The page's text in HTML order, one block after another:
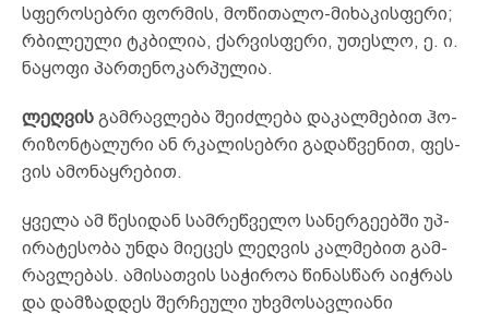
სფეროსებრი ფორმის, მოწითალო-მიხაკისფერი;
რბილეული ტკბილია, ქარვისფერი, უთესლო, ე. ი.
ნაყოფი პართენოკარპულია.
ლეღ­ვის გამ­რავ­ლე­ბა შე­იძ­ლე­ბა დაკალმებით ჰო­
რი­ზონ­ტა­­ლუ­რი ან რკა­ლი­სებ­რი გა­დაწ­ვე­ნით, ფეს­
ვის ამ­ონ­აყ­რე­ბით.
ყვე­ლა ამ წე­სი­დან სამ­რეწ­ვე­ლო სა­ნერ­გე­ებ­ში უპ­
ირ­ატ­ეს­ო­ბა უნ­და მი­ეც­ეს ლეღ­ვის კალ­მე­ბით გამ­
რავ­ლე­ბას. ამ­ი­ს­ათ­­ვის სა­ჭი­როა წი­ნას­წარ აიჭ­რას
და დამ­ზად­დეს შერ­ჩეუ­ლი უხვმოსავლიანი